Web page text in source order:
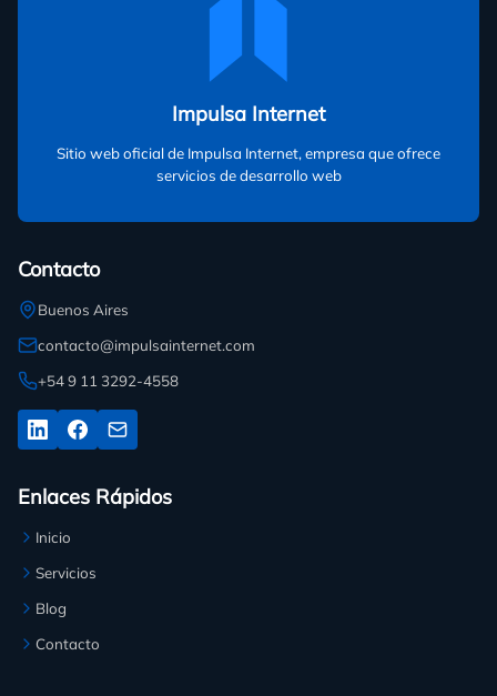
Impulsa Internet
Sitio web oficial de Impulsa Internet, empresa que ofrece
servicios de desarrollo web
Contacto
Buenos Aires
contacto@impulsainternet.com
+54 9 11 3292-4558
Enlaces Rápidos
Inicio
Servicios
Blog
Contacto